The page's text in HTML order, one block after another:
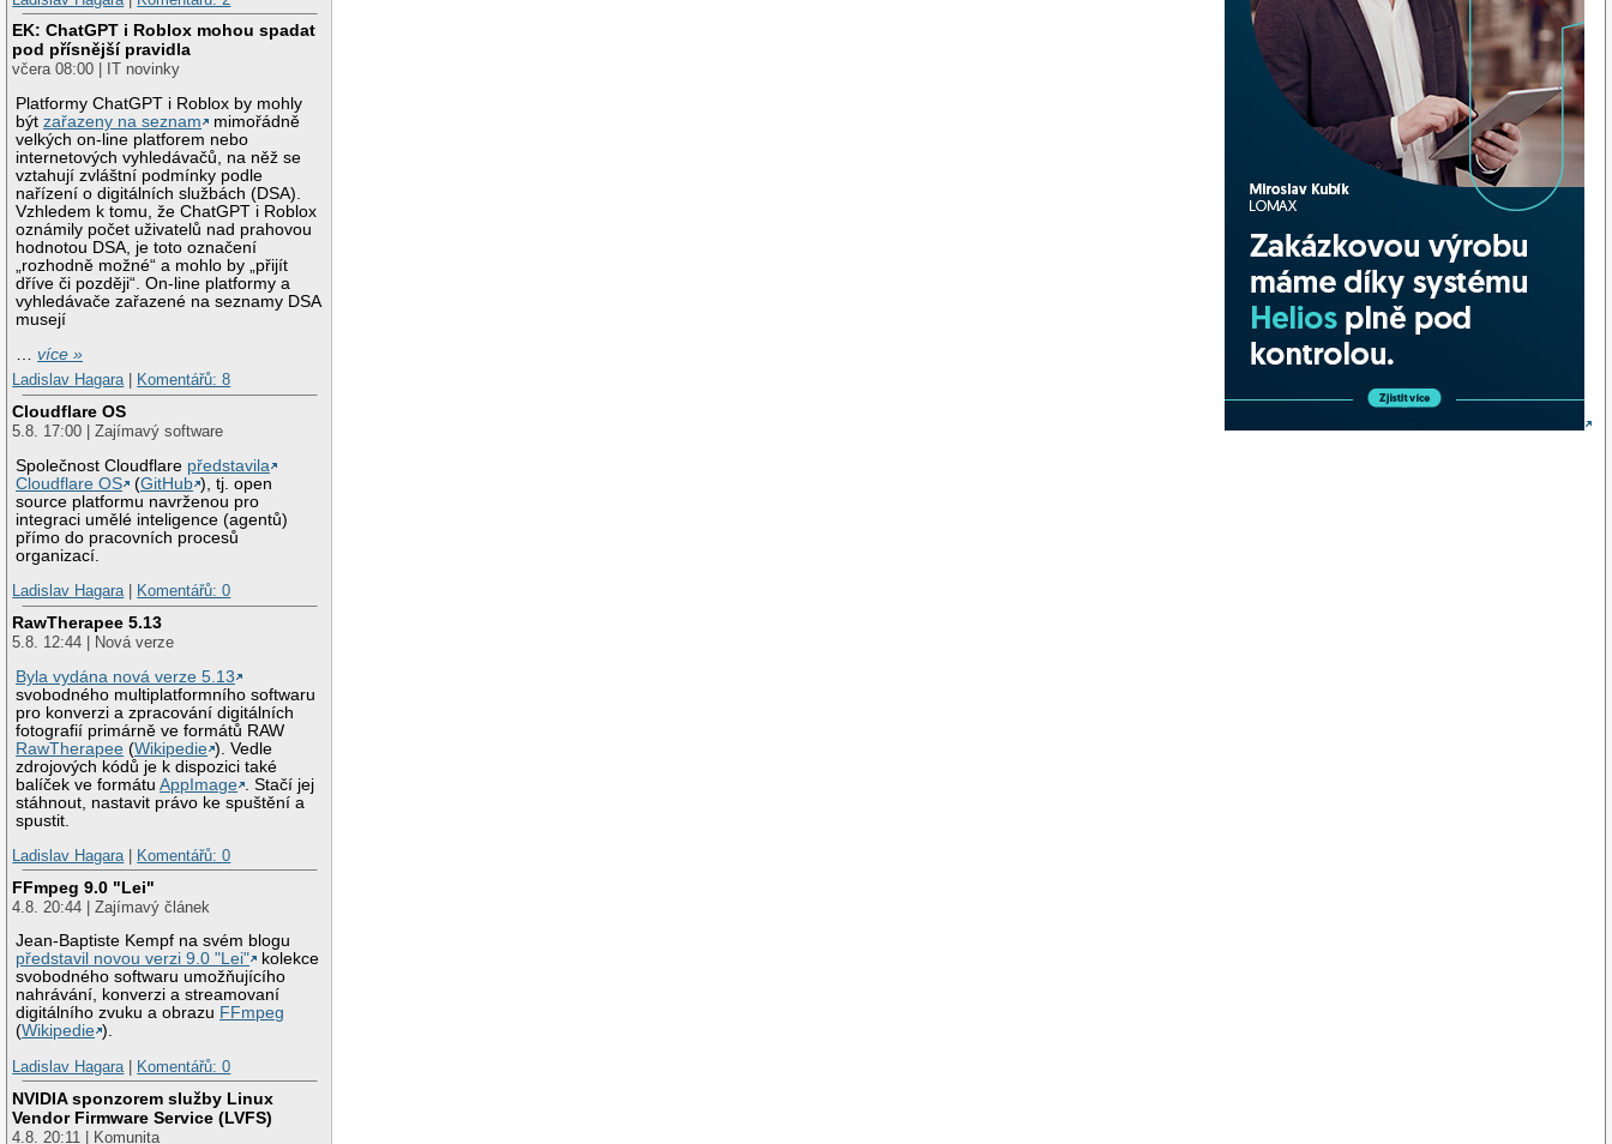
EK: ChatGPT i Roblox mohou spadat
pod přísnější pravidla
včera 08:00 | IT novinky
Platformy ChatGPT i Roblox by mohly
býtzařazeny na seznam
mimořádně
velkých on-line platforem nebo
internetových vyhledávačů, na něž se
vztahují zvláštní podmínky podle
nařízení o digitálních službách (DSA).
Vzhledem k tomu, že ChatGPT i Roblox
oznámily počet uživatelů nad prahovou
hodnotou DSA, je toto označení
„rozhodně možné“ a mohlo by „přijít
dříve či později“. On-line platformy a
vyhledávače zařazené na seznamy DSA
musejí
…více »
Ladislav Hagara| Komentářů: 8
Cloudflare OS
5.8. 17:00 | Zajímavý software
Společnost Cloudflare představila
Cloudflare OS
(GitHub ), tj. open
source platformu navrženou pro
integraci umělé inteligence (agentů)
přímo do pracovních procesů
organizací.
Ladislav Hagara| Komentářů: 0
RawTherapee 5.13
5.8. 12:44 | Nová verze
Byla vydána nová verze 5.13
svobodného multiplatformního softwaru
pro konverzi a zpracování digitálních
fotografií primárně ve formátů RAW
RawTherapee (Wikipedie ). Vedle
zdrojových kódů je k dispozici také
balíček ve formátuAppImage
. Stačí jej
stáhnout, nastavit právo ke spuštění a
spustit.
Ladislav Hagara| Komentářů: 0
FFmpeg 9.0 "Lei"
4.8. 20:44 | Zajímavý článek
Jean-Baptiste Kempf na svém blogu
představil novou verzi 9.0 "Lei"
kolekce
svobodného softwaru umožňujícího
nahrávání, konverzi a streamovaní
digitálního zvuku a obrazu FFmpeg
(Wikipedie ).
Ladislav Hagara| Komentářů: 0
NVIDIA sponzorem služby Linux
Vendor Firmware Service (LVFS)
4.8. 20:11 | Komunita